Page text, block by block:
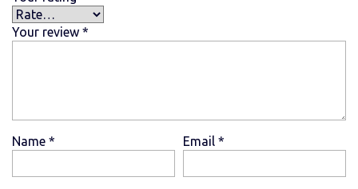
Your review *
Name * Email *